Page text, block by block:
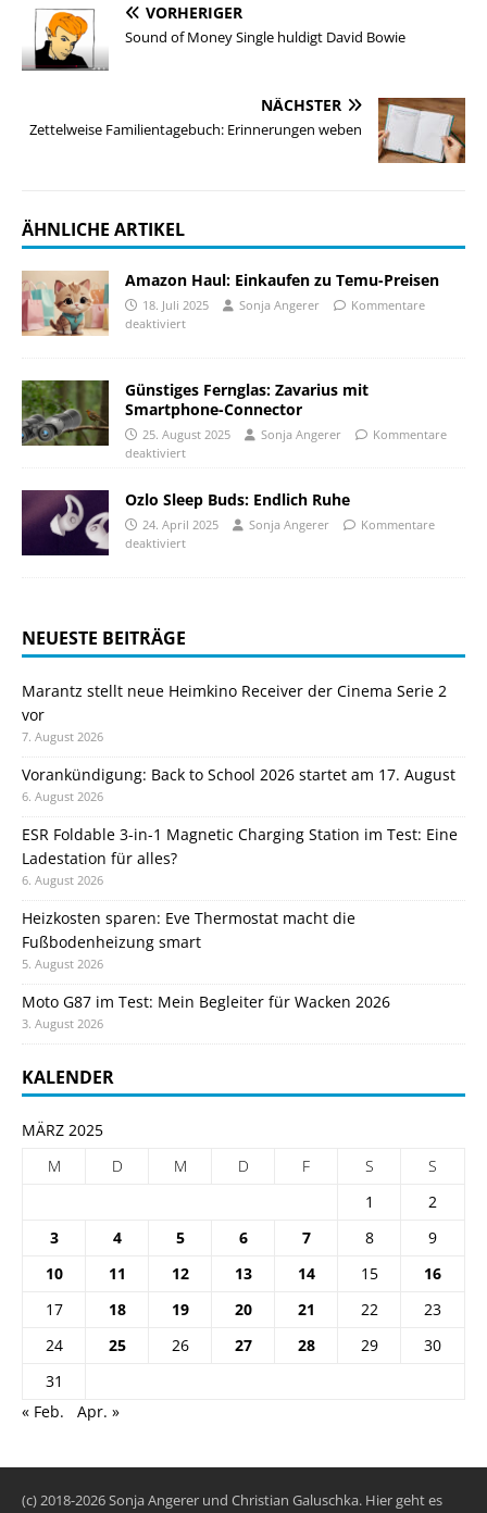
VORHERIGER
Sound of Money Single huldigt David Bowie
NÄCHSTER
Zettelweise Familientagebuch: Erinnerungen weben
ÄHNLICHE ARTIKEL
Amazon Haul: Einkaufen zu Temu-Preisen
18. Juli 2025 Sonja Angerer
Kommentare
deaktiviert
Günstiges Fernglas: Zavarius mit
Smartphone-Connector
25. August 2025 Sonja Angerer
Kommentare
deaktiviert
Ozlo Sleep Buds: Endlich Ruhe
24. April 2025 Sonja Angerer
Kommentare
deaktiviert
NEUESTE BEITRÄGE
Marantz stellt neue Heimkino Receiver der Cinema Serie 2
vor
7. August 2026
Vorankündigung: Back to School 2026 startet am 17. August
6. August 2026
ESR Foldable 3-in-1 Magnetic Charging Station im Test: Eine
Ladestation für alles?
6. August 2026
Heizkosten sparen: Eve Thermostat macht die
Fußbodenheizung smart
5. August 2026
Moto G87 im Test: Mein Begleiter für Wacken 2026
3. August 2026
KALENDER
MÄRZ 2025
M
D M D F S
S
1
2
3
4 5 6 7 8
9
10
11 12 13 14 15
16
17
18 19 20 21 22
23
24
25 26 27 28 29
30
31
« Feb.
Apr. »
(c) 2018-2026 Sonja Angerer und Christian Galuschka. Hier geht es